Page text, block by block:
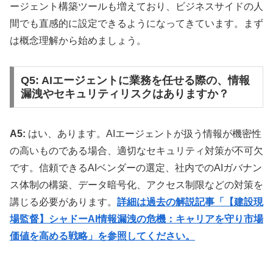
ージェント構築ツールも増えており、ビジネスサイドの人
間でも直感的に設定できるようになってきています。まず
は概念理解から始めましょう。
Q5: AIエージェントに業務を任せる際の、情報
漏洩やセキュリティリスクはありますか？
A5: はい、あります。AIエージェントが扱う情報が機密性
の高いものである場合、適切なセキュリティ対策が不可欠
です。信頼できるAIベンダーの選定、社内でのAIガバナン
ス体制の構築、データ暗号化、アクセス制限などの対策を
講じる必要があります。 詳細は過去の解説記事「【建設現
場監督】シャドーAI情報漏洩の危機：キャリアを守り市場
価値を高める戦略」を参照してください。